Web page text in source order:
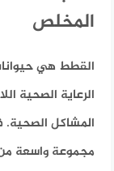
المخلص
القطط هي
الرعاية الصحية
المشاكل
مجموعة واسعة من